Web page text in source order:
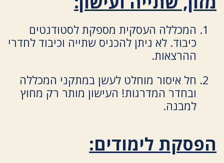
המכללה העסקית מספקת לסטודנטים
כיבוד. לא ניתן להכניס שתייה וכיבוד לחדרי
ההרצאות.
חל איסור מוחלט לעשן במתקני המכללה
ובחדר המדרגות! העישון מותר רק מחוץ
למבנה.
הפסקת לימודים: